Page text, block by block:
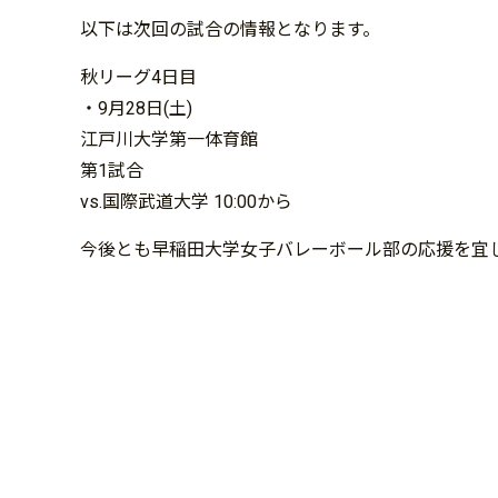
以下は次回の試合の情報となります。
秋リーグ4日目
・9月28日(土)
江戸川大学第一体育館
第1試合
vs.国際武道大学 10:00から
今後とも早稲田大学女子バレーボール部の応援を宜